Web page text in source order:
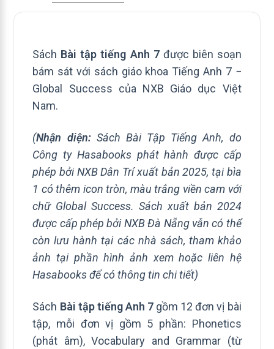
Sách Bài tập tiếng Anh 7được biên soạn
bám sát với sách giáo khoa Tiếng Anh 7 −
Global Success của NXB Giáo dục Việt
Nam.
(Nhận diện:Sách Bài Tập Tiếng Anh, do
Công ty Hasabooks phát hành được cấp
phép bởi NXB Dân Trí xuất bản 2025, tại bìa
1 có thêm icon tròn, màu trắng viền cam với
chữ Global Success. Sách xuất bản 2024
được cấp phép bởi NXB Đà Nẵng vẫn có thể
còn lưu hành tại các nhà sách, tham khảo
ảnh tại phần hình ảnh xem hoặc liên hệ
Hasabooks để có thông tin chi tiết)
Sách Bài tập tiếng Anh 7 gồm 12 đơn vị bài
tập, mỗi đơn vị gồm 5 phần: Phonetics
(phát âm), Vocabulary and Grammar (từ